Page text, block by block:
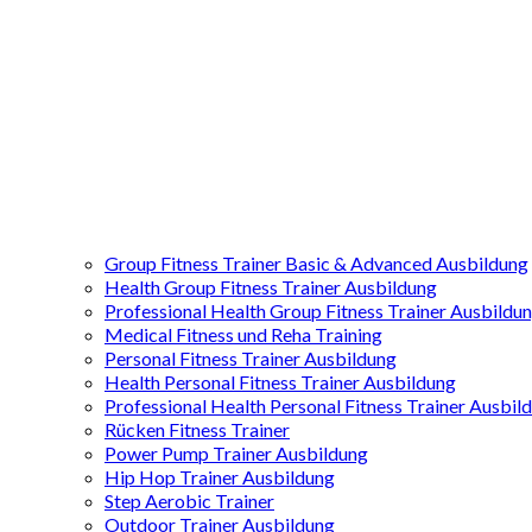
Group Fitness Trainer Basic & Advanced Ausbildung
Health Group Fitness Trainer Ausbildung
Professional Health Group Fitness Trainer
Medical Fitness und Reha Training
Personal Fitness Trainer Ausbildung
Health Personal Fitness Trainer Ausbildung
Professional Health Personal Fitness Trainer
Rücken Fitness Trainer
Power Pump Trainer Ausbildung
Hip Hop Trainer Ausbildung
Step Aerobic Trainer
Outdoor Trainer Ausbildung